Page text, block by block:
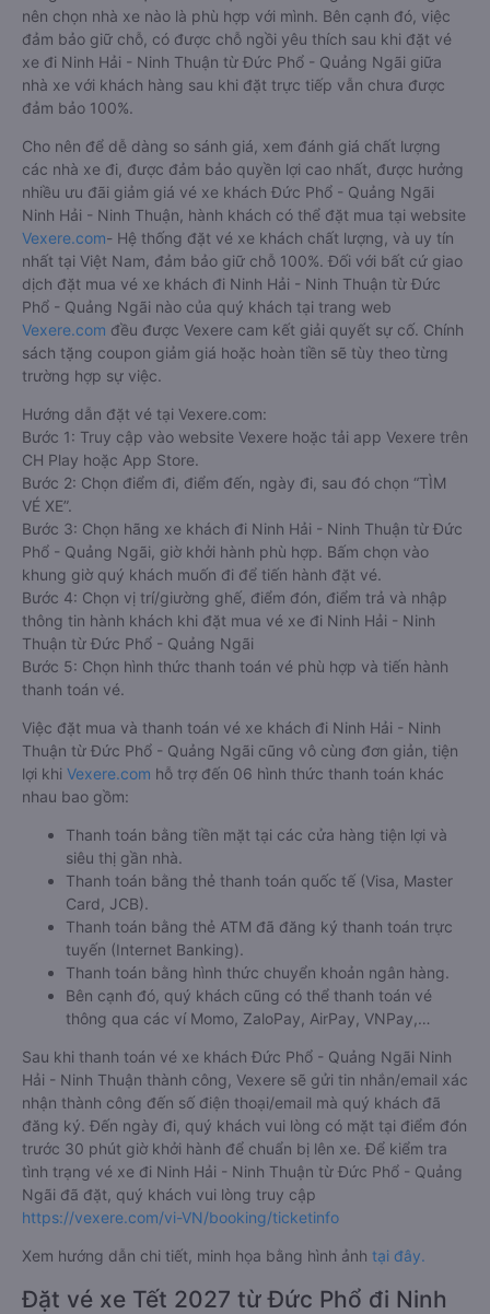
nên chọn nhà xe nào là phù hợp với mình. Bên cạnh đó, việc
đảm bảo giữ chỗ, có được chỗ ngồi yêu thích sau khi đặt vé
xe đi Ninh Hải - Ninh Thuận từ Đức Phổ - Quảng Ngãi giữa
nhà xe với khách hàng sau khi đặt trực tiếp vẫn chưa được
đảm bảo 100%.
Cho nên để dễ dàng so sánh giá, xem đánh giá chất lượng
các nhà xe đi, được đảm bảo quyền lợi cao nhất, được hưởng
nhiều ưu đãi giảm giá vé xe khách Đức Phổ - Quảng Ngãi
Ninh Hải - Ninh Thuận, hành khách có thể đặt mua tại website
Vexere.com- Hệ thống đặt vé xe khách chất lượng, và uy tín
nhất tại Việt Nam, đảm bảo giữ chỗ 100%. Đối với bất cứ giao
dịch đặt mua vé xe khách đi Ninh Hải - Ninh Thuận từ Đức
Phổ - Quảng Ngãi nào của quý khách tại trang web
Vexere.com đều được Vexere cam kết giải quyết sự cố. Chính
sách tặng coupon giảm giá hoặc hoàn tiền sẽ tùy theo từng
trường hợp sự việc.
Hướng dẫn đặt vé tại Vexere.com:
Bước 1: Truy cập vào website Vexere hoặc tải app Vexere trên
CH Play hoặc App Store.
Bước 2: Chọn điểm đi, điểm đến, ngày đi, sau đó chọn “TÌM
VÉ XE”.
Bước 3: Chọn hãng xe khách đi Ninh Hải - Ninh Thuận từ Đức
Phổ - Quảng Ngãi, giờ khởi hành phù hợp. Bấm chọn vào
khung giờ quý khách muốn đi để tiến hành đặt vé.
Bước 4: Chọn vị trí/giường ghế, điểm đón, điểm trả và nhập
thông tin hành khách khi đặt mua vé xe đi Ninh Hải - Ninh
Thuận từ Đức Phổ - Quảng Ngãi
Bước 5: Chọn hình thức thanh toán vé phù hợp và tiến hành
thanh toán vé.
Việc đặt mua và thanh toán vé xe khách đi Ninh Hải - Ninh
Thuận từ Đức Phổ - Quảng Ngãi cũng vô cùng đơn giản, tiện
lợi khi Vexere.com hỗ trợ đến 06 hình thức thanh toán khác
nhau bao gồm:
Thanh toán bằng tiền mặt tại các cửa hàng tiện lợi và
siêu thị gần nhà.
Thanh toán bằng thẻ thanh toán quốc tế (Visa, Master
Card, JCB).
Thanh toán bằng thẻ ATM đã đăng ký thanh toán trực
tuyến (Internet Banking).
Thanh toán bằng hình thức chuyển khoản ngân hàng.
Bên cạnh đó, quý khách cũng có thể thanh toán vé
thông qua các ví Momo, ZaloPay, AirPay, VNPay,…
Sau khi thanh toán vé xe khách Đức Phổ - Quảng Ngãi Ninh
Hải - Ninh Thuận thành công, Vexere sẽ gửi tin nhắn/email xác
nhận thành công đến số điện thoại/email mà quý khách đã
đăng ký. Đến ngày đi, quý khách vui lòng có mặt tại điểm đón
trước 30 phút giờ khởi hành để chuẩn bị lên xe. Để kiểm tra
tình trạng vé xe đi Ninh Hải - Ninh Thuận từ Đức Phổ - Quảng
Ngãi đã đặt, quý khách vui lòng truy cập
https://vexere.com/vi-VN/booking/ticketinfo
Xem hướng dẫn chi tiết, minh họa bằng hình ảnh tại đây.
Đặt vé xe Tết 2027 từ Đức Phổ đi Ninh